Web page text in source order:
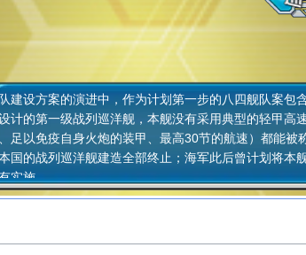
设方案的演进中，作为计划第一步的八四舰队案包含
计的第一级战列巡洋舰，本舰没有采用典型的轻甲高
足以免疫自身火炮的装甲、最高30节的航速）都能被
国的战列巡洋舰建造全部终止；海军此后曾计划将本
实施。